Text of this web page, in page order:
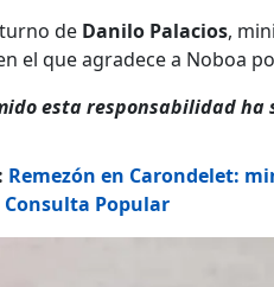
de Danilo Palacios,
el que agradece a Noboa
esta responsabilidad
Remezón en Carondelet:
Popular